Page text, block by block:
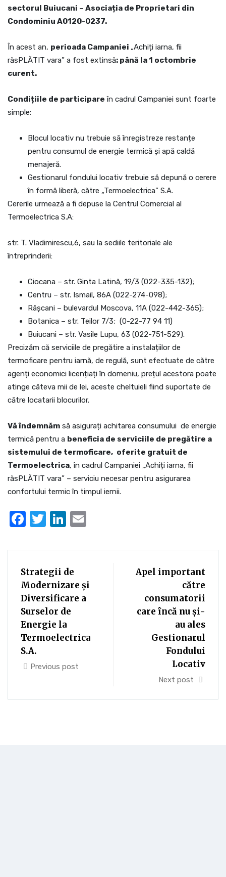
sectorul Buiucani – Asociația de Proprietari din
Condominiu A0120-0237.
În acest an, perioada Campaniei „Achiți iarna, fii
răsPLĂTIT vara” a fost extinsă: până la 1 octombrie
curent.
Condițiile de participare în cadrul Campaniei sunt foarte
simple:
Blocul locativ nu trebuie să înregistreze restanțe
pentru consumul de energie termică și apă caldă
menajeră.
Gestionarul fondului locativ trebuie să depună o cerere
în formă liberă, către „Termoelectrica” S.A.
Cererile urmează a fi depuse la Centrul Comercial al
Termoelectrica S.A:
str. T. Vladimirescu,6, sau la sediile teritoriale ale
întreprinderii:
Ciocana – str. Ginta Latină, 19/3 (022-335-132);
Centru – str. Ismail, 86A (022-274-098);
Râșcani – bulevardul Moscova, 11A (022-442-365);
Botanica – str. Teilor 7/3; (0-22-77 94 11)
Buiucani – str. Vasile Lupu, 63 (022-751-529).
Precizăm că serviciile de pregătire a instalațiilor de
termoficare pentru iarnă, de regulă, sunt efectuate de către
agenți economici licențiați în domeniu, prețul acestora poate
atinge câteva mii de lei, aceste cheltuieli fiind suportate de
către locatarii blocurilor.
Vă îndemnăm să asigurați achitarea consumului de energie
termică pentru a beneficia de serviciile de pregătire a
sistemului de termoficare, oferite gratuit de
Termoelectrica, în cadrul Campaniei „Achiți iarna, fii
răsPLĂTIT vara” – serviciu necesar pentru asigurarea
confortului termic în timpul iernii.
Facebook
TwitterLinkedIn
Strategii de
Modernizare și
Diversificare a
Surselor de
Energie la
Termoelectrica
S.A.
Previous post
Apel important
către
consumatorii
care încă nu și-
au ales
Gestionarul
Fondului
Locativ
Next post